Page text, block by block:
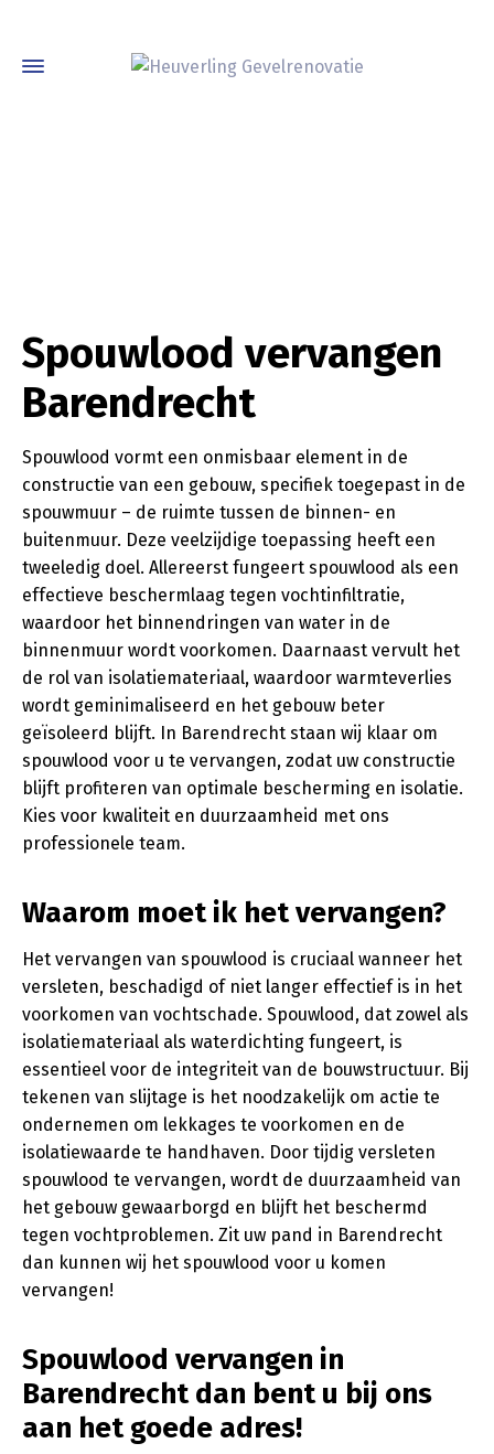
Spouwlood vervangen
Barendrecht
Spouwlood vormt een onmisbaar element in de
constructie van een gebouw, specifiek toegepast in de
spouwmuur – de ruimte tussen de binnen- en
buitenmuur. Deze veelzijdige toepassing heeft een
tweeledig doel. Allereerst fungeert spouwlood als een
effectieve beschermlaag tegen vochtinfiltratie,
waardoor het binnendringen van water in de
binnenmuur wordt voorkomen. Daarnaast vervult het
de rol van isolatiemateriaal, waardoor warmteverlies
wordt geminimaliseerd en het gebouw beter
geïsoleerd blijft. In Barendrecht staan wij klaar om
spouwlood voor u te vervangen, zodat uw constructie
blijft profiteren van optimale bescherming en isolatie.
Kies voor kwaliteit en duurzaamheid met ons
professionele team.
Waarom moet ik het vervangen?
Het vervangen van spouwlood is cruciaal wanneer het
versleten, beschadigd of niet langer effectief is in het
voorkomen van vochtschade. Spouwlood, dat zowel als
isolatiemateriaal als waterdichting fungeert, is
essentieel voor de integriteit van de bouwstructuur. Bij
tekenen van slijtage is het noodzakelijk om actie te
ondernemen om lekkages te voorkomen en de
isolatiewaarde te handhaven. Door tijdig versleten
spouwlood te vervangen, wordt de duurzaamheid van
het gebouw gewaarborgd en blijft het beschermd
tegen vochtproblemen. Zit uw pand in Barendrecht
dan kunnen wij het spouwlood voor u komen
vervangen!
Spouwlood vervangen in
Barendrecht dan bent u bij ons
aan het goede adres!